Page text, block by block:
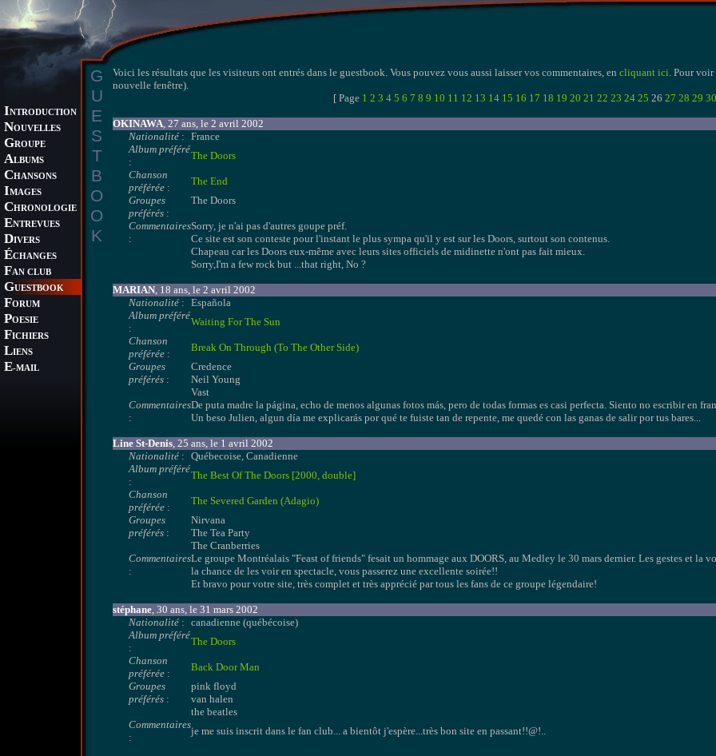
INTRODUCTION
NOUVELLES
GROUPE
ALBUMS
CHANSONS
IMAGES
CHRONOLOGIE
ENTREVUES
DIVERS
ÉCHANGES
FAN CLUB
GUESTBOOK
FORUM
POESIE
FICHIERS
LIENS
E-MAIL
G
U
E
S
T
B
O
O
K
Voici les résultats que les visiteurs ont entrés dans le guestbook. Vous pouvez vous aussi laisser vos commentaires, en cliquant ici. Pour
nouvelle fenêtre).
[ Page 1 2 3 4 5 6 7 8 9 10 11 12 13 14 15 16 17 18 19 20 21 22 23 24 25 26 27 28 29 30
OKINAWA, 27 ans, le 2 avril 2002
Nationalité : France
Album préféré
:
The Doors
Chanson
préférée :
The End
Groupes
préférés :
The Doors
Commentaires
:
Sorry, je n'ai pas d'autres goupe préf.
Ce site est son conteste pour l'instant le plus sympa qu'il y est sur les Doors, surtout son contenus.
Chapeau car les Doors eux-même avec leurs sites officiels de midinette n'ont pas fait mieux.
Sorry,I'm a few rock but ...that right, No ?
MARIAN, 18 ans, le 2 avril 2002
Nationalité : Española
Album préféré
:
Waiting For The Sun
Chanson
préférée :
Break On Through (To The Other Side)
Groupes
préférés :
Credence
Neil Young
Vast
Commentaires
:
De puta madre la página, echo de menos algunas fotos más, pero de todas formas es casi perfecta. Siento no escribir en
Un beso Julien, algun día me explicarás por qué te fuiste tan de repente, me quedé con las ganas de salir por tus bares...
Line St-Denis, 25 ans, le 1 avril 2002
Nationalité : Québecoise, Canadienne
Album préféré
:
The Best Of The Doors [2000, double]
Chanson
préférée :
The Severed Garden (Adagio)
Groupes
préférés :
Nirvana
The Tea Party
The Cranberries
Commentaires
:
Le groupe Montréalais "Feast of friends" fesait un hommage aux DOORS, au Medley le 30 mars dernier. Les gestes et
la chance de les voir en spectacle, vous passerez une excellente soirée!!
Et bravo pour votre site, très complet et très apprécié par tous les fans de ce groupe légendaire!
stéphane, 30 ans, le 31 mars 2002
Nationalité : canadienne (québécoise)
Album préféré
:
The Doors
Chanson
préférée :
Back Door Man
Groupes
préférés :
pink floyd
van halen
the beatles
Commentaires
:
je me suis inscrit dans le fan club... a bientôt j'espère...très bon site en passant!!@!..